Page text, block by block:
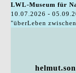
LWL-Museum für
10.07.2026 -
"überLeben